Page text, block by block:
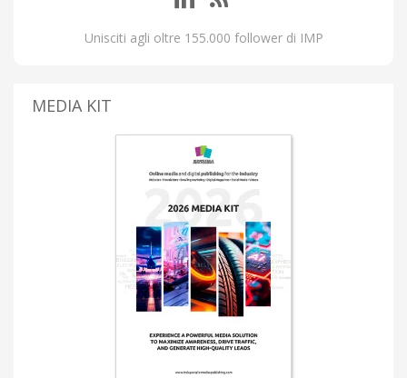
Unisciti agli oltre 155.000 follower di IMP
MEDIA KIT